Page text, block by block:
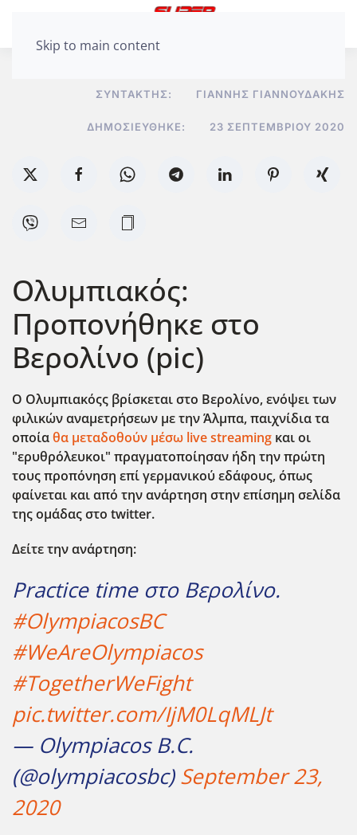
Skip to main content
ΣΥΝΤΆΚΤΗΣ: ΓΙΆΝΝΗΣ ΓΙΑΝΝΟΥΔΆΚΗΣ
ΔΗΜΟΣΙΕΎΘΗΚΕ: 23 ΣΕΠΤΕΜΒΡΊΟΥ 2020
Ολυμπιακός:
Προπονήθηκε στο
Βερολίνο (pic)
Ο Ολυμπιακόςς βρίσκεται στο Βερολίνο, ενόψει των
φιλικών αναμετρήσεων με την Άλμπα, παιχνίδια τα
οποίαθα μεταδοθούν μέσω live streaming και οι
"ερυθρόλευκοι" πραγματοποίησαν ήδη την πρώτη
τους προπόνηση επί γερμανικού εδάφους, όπως
φαίνεται και από την ανάρτηση στην επίσημη σελίδα
της ομάδας στο twitter.
Δείτε την ανάρτηση:
Practice time στο Βερολίνο.
#OlympiacosBC
#WeAreOlympiacos
#TogetherWeFight
pic.twitter.com/IjM0LqMLJt
— Olympiacos B.C.
(@olympiacosbc)September 23,
2020